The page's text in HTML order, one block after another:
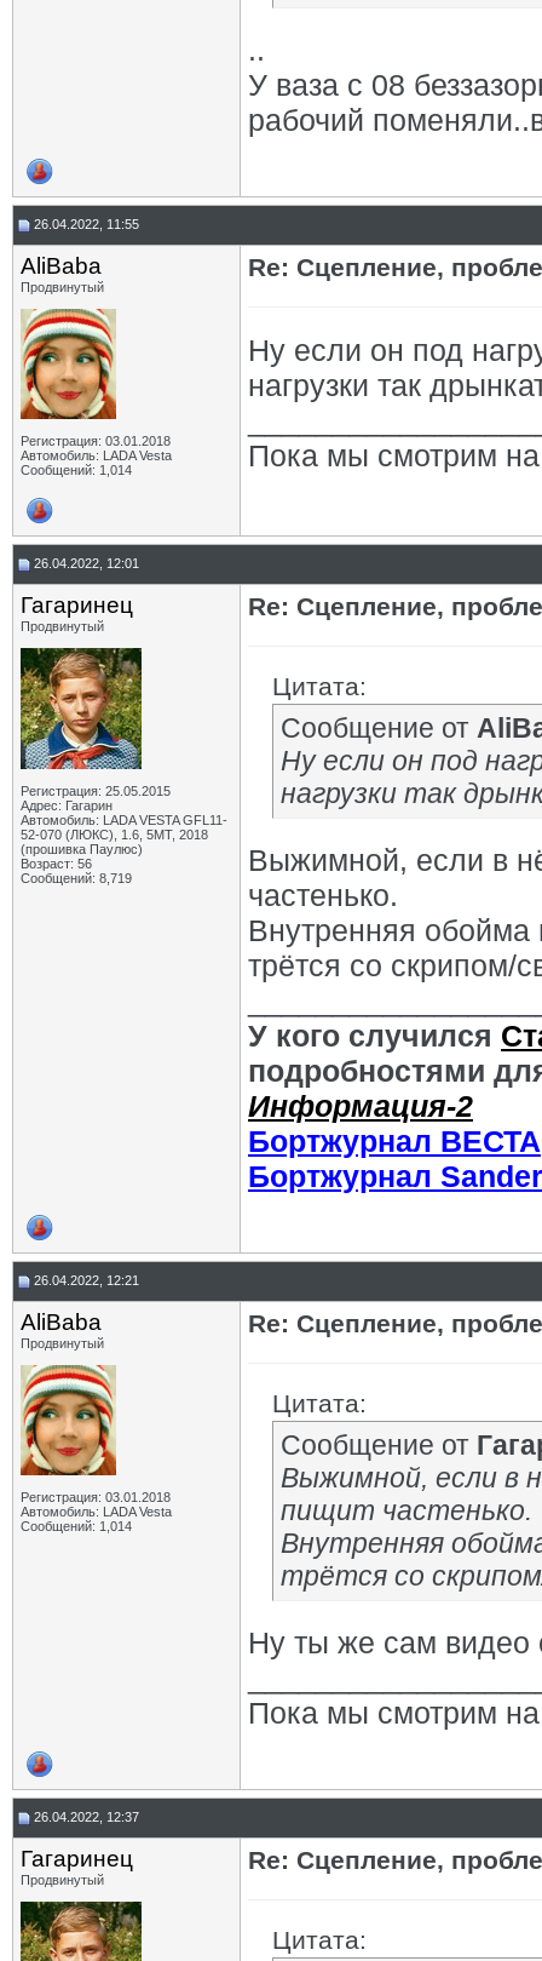
..
У ваза с 08
рабочий
26.04.2022, 11:55
AliBaba
Продвинутый
Регистрация: 03.01.2018
Автомобиль: LADA Vesta
Сообщений: 1,014
Re: Сцепление,
Ну если он под
нагрузки так
Пока мы смотрим
26.04.2022, 12:01
Гагаринец
Продвинутый
Регистрация: 25.05.2015
Адрес: Гагарин
Автомобиль: LADA VESTA GFL11-
52-070 (ЛЮКС), 1.6, 5МТ, 2018
(прошивка Паулюс)
Возраст: 56
Сообщений: 8,719
Re: Сцепление,
Цитата:
Сообщение от
Ну если он под
нагрузки так
Выжимной, если в
частенько.
Внутренняя обойма
трётся со скрипом/
У кого случился
подробностями
Информация-2
Бортжурнал ВЕСТА
Бортжурнал
26.04.2022, 12:21
AliBaba
Продвинутый
Регистрация: 03.01.2018
Автомобиль: LADA Vesta
Сообщений: 1,014
Re: Сцепление,
Цитата:
Сообщение от
Выжимной, если в
пищит частенько.
Внутренняя
трётся со
Ну ты же сам видео
Пока мы смотрим
26.04.2022, 12:37
Гагаринец
Продвинутый
Re: Сцепление,
Цитата: